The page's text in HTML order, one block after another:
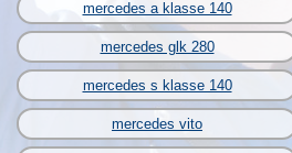
mercedes a klasse 140
mercedes glk 280
mercedes s klasse 140
mercedes vito